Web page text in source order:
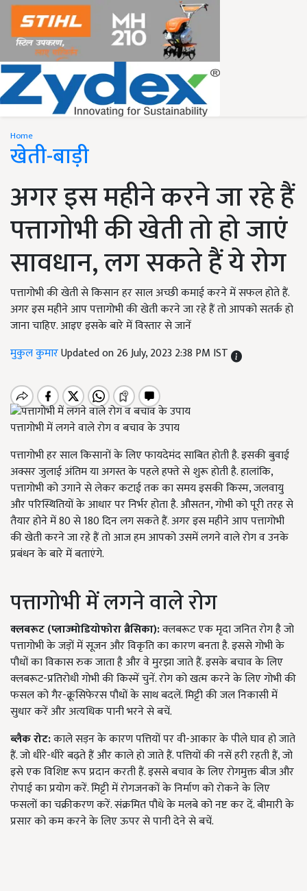
Home
खेती-बाड़ी
अगर इस महीने करने जा रहे हैं
पत्तागोभी की खेती तो हो जाएं
सावधान, लग सकते हैं ये रोग
पत्तागोभी की खेती से किसान हर साल अच्छी कमाई करने में सफल होते हैं.
अगर इस महीने आप पत्तागोभी की खेती करने जा रहे हैं तो आपको सतर्क हो
जाना चाहिए. आइए इसके बारे में विस्तार से जानें
मुकुल कुमारUpdated on 26 July, 2023 2:38 PM IST
पत्तागोभी में लगने वाले रोग व बचाव के उपाय
पत्तागोभी हर साल किसानों के लिए फायदेमंद साबित होती है. इसकी बुवाई
अक्सर जुलाई अंतिम या अगस्त के पहले हफ्ते से शुरू होती है. हालांकि,
पत्तागोभी को उगाने से लेकर कटाई तक का समय इसकी किस्म, जलवायु
और परिस्थितियों के आधार पर निर्भर होता है. औसतन, गोभी को पूरी तरह से
तैयार होने में 80 से 180 दिन लग सकते हैं. अगर इस महीने आप पत्तागोभी
की खेती करने जा रहे हैं तो आज हम आपको उसमें लगने वाले रोग व उनके
प्रबंधन के बारे में बताएंगे.
पत्तागोभी में लगने वाले रोग
क्लबरूट (प्लाज्मोडियोफोरा ब्रैसिका):क्लबरूट एक मृदा जनित रोग है जो
पत्तागोभी के जड़ों में सूजन और विकृति का कारण बनता है. इससे गोभी के
पौधों का विकास रुक जाता है और वे मुरझा जाते हैं. इसके बचाव के लिए
क्लबरूट-प्रतिरोधी गोभी की किस्में चुनें. रोग को खत्म करने के लिए गोभी की
फसल को गैर-क्रूसिफेरस पौधों के साथ बदलें. मिट्टी की जल निकासी में
सुधार करें और अत्यधिक पानी भरने से बचें.
ब्लैक रोट:काले सड़न के कारण पत्तियों पर वी-आकार के पीले घाव हो जाते
हैं. जो धीरे-धीरे बढ़ते हैं और काले हो जाते हैं. पत्तियों की नसें हरी रहती हैं, जो
इसे एक विशिष्ट रूप प्रदान करती हैं. इससे बचाव के लिए रोगमुक्त बीज और
रोपाई का प्रयोग करें. मिट्टी में रोगजनकों के निर्माण को रोकने के लिए
फसलों का चक्रीकरण करें. संक्रमित पौधे के मलबे को नष्ट कर दें. बीमारी के
प्रसार को कम करने के लिए ऊपर से पानी देने से बचें.